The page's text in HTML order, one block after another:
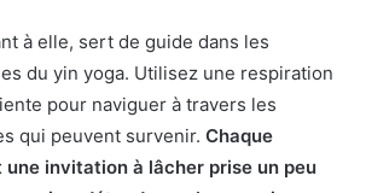
à elle, sert de guide dans les
du yin yoga. Utilisez une respiration
pour naviguer à travers les
qui peuvent survenir. Chaque
invitation à lâcher prise un peu